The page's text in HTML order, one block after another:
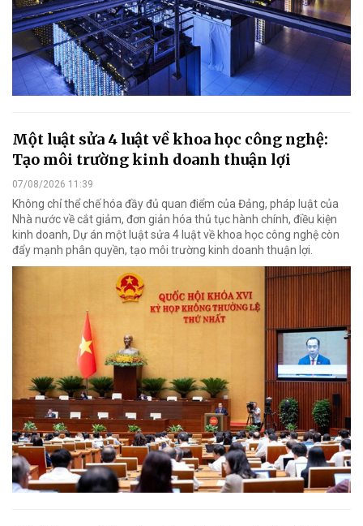
Một luật sửa 4 luật về khoa học công nghệ:
Tạo môi trường kinh doanh thuận lợi
07/08/2026 11:39
Không chỉ thể chế hóa đầy đủ quan điểm của Đảng, pháp luật của
Nhà nước về cắt giảm, đơn giản hóa thủ tục hành chính, điều kiện
kinh doanh, Dự án một luật sửa 4 luật về khoa học công nghệ còn
đẩy mạnh phân quyền, tạo môi trường kinh doanh thuận lợi.